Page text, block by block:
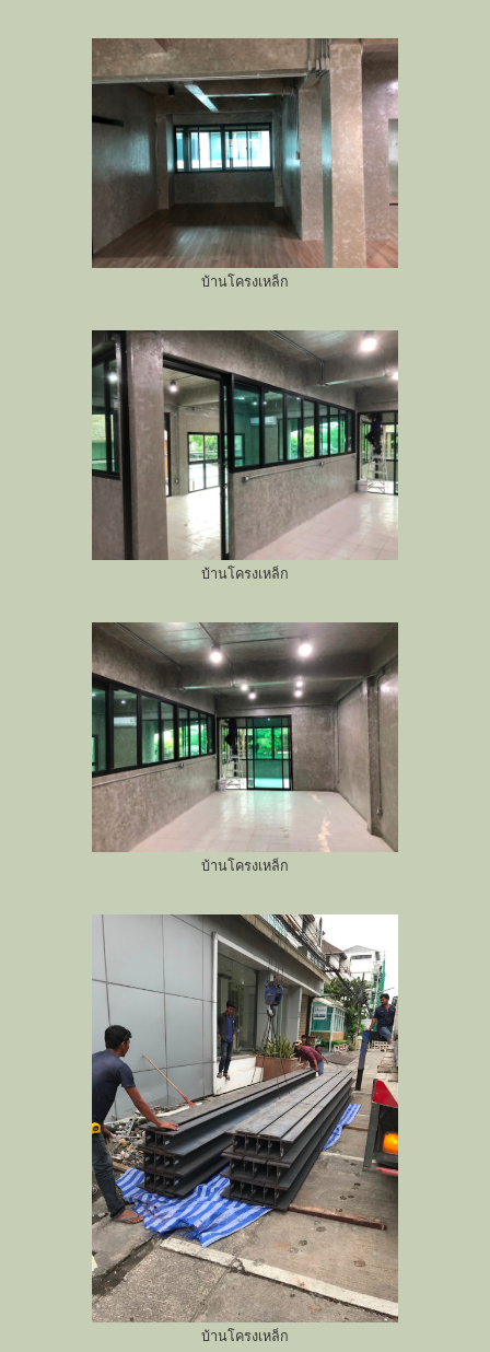
บ้านโครงเหล็ก
บ้านโครงเหล็ก
บ้านโครงเหล็ก
บ้านโครงเหล็ก